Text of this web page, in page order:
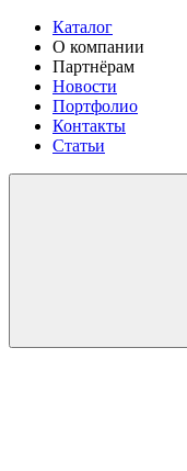
Каталог
О компании
Партнёрам
Новости
Портфолио
Контакты
Статьи